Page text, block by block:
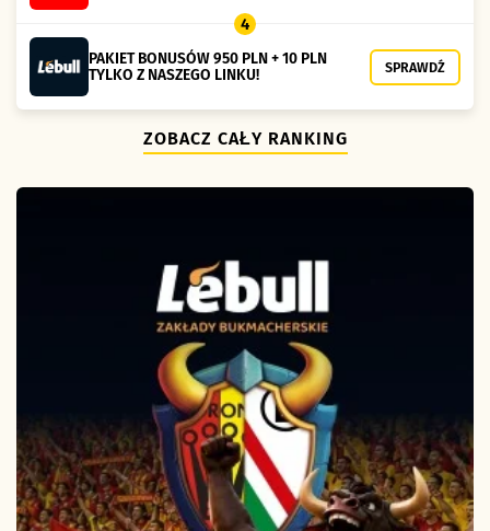
4
PAKIET BONUSÓW 950 PLN + 10 PLN
TYLKO Z NASZEGO LINKU!
SPRAWDŹ
ZOBACZ CAŁY RANKING